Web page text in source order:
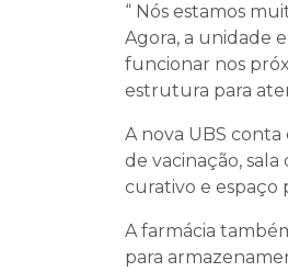
“ Nós estamos
Agora, a unidade
funcionar nos
estrutura para
A nova UBS
de vacinação,
curativo e espaço
A farmácia
para